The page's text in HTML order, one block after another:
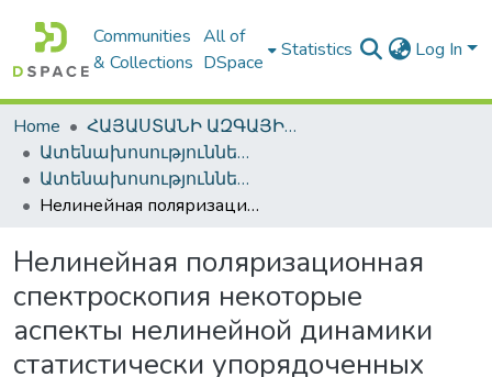
Communities
& Collections
All of
DSpace
Statistics Log In
Home
ՀԱՅԱՍՏԱՆԻ ԱԶԳԱՅԻՆ ԳՐԱԴԱՐԱՆԻ ԹՎԱՅԻՆ ՊԱՀՈՑ / DIGITAL REPOSITORY OF NLA
Ատենախոսություններ և սեղմագրեր / Theses & Abstracts
Ատենախոսություններ և սեղմագրեր / Theses & Abstracts
Нелинейная поляризационная спектроскопия некоторые аспекты нелинейной динамики статистически упорядоченных сред / Վիճակագրորեն կարգավորված միջավայրերի ոչ գծային բևեռացումային սպեկտրոսկոպիա և ոչ գծային դինամիկայի որոշ ասպեկտներ
Нелинейная поляризационная
спектроскопия некоторые
аспекты нелинейной динамики
статистически упорядоченных